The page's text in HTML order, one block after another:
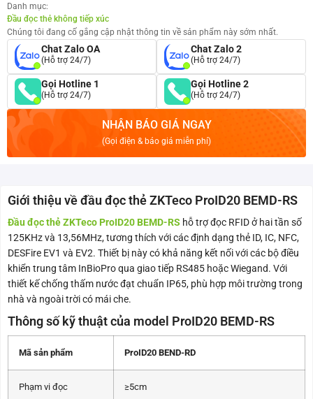
Danh mục:
Đầu đọc thẻ không tiếp xúc
Chúng tôi đang cố gắng cập nhật thông tin về sản phẩm này sớm nhất.
Chat Zalo OA
(Hỗ trợ 24/7)
Chat Zalo 2
(Hỗ trợ 24/7)
Gọi Hotline 1
(Hỗ trợ 24/7)
Gọi Hotline 2
(Hỗ trợ 24/7)
NHẬN BÁO GIÁ NGAY
(Gọi điện & báo giá miễn phí)
Giới thiệu về đầu đọc thẻ ZKTeco ProID20 BEMD-RS
Đầu đọc thẻ ZKTeco ProID20 BEMD-RS hỗ trợ đọc RFID ở hai tần số
125KHz và 13,56MHz, tương thích với các định dạng thẻ ID, IC, NFC,
DESFire EV1 và EV2. Thiết bị này có khả năng kết nối với các bộ điều
khiển trung tâm InBioPro qua giao tiếp RS485 hoặc Wiegand. Với
thiết kế chống thấm nước đạt chuẩn IP65, phù hợp môi trường trong
nhà và ngoài trời có mái che.
Thông số kỹ thuật của model ProID20 BEMD-RS
Mã sản phẩm ProID20 BEND-RD
Phạm vi đọc ≥5cm